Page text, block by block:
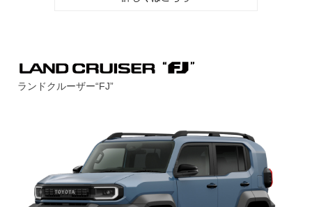
ランドクルーザー“FJ”